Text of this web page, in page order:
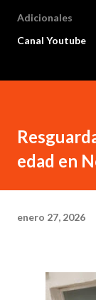
Adicionales
Canal Youtube
edad en
enero 27, 2026